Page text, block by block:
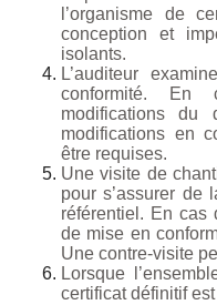
l’organisme de
conception et
isolants.
L’auditeur
conformité. En
modifications du
modifications en
être requises.
Une visite de
pour s’assurer de
référentiel. En cas
de mise en
Une contre-visite
Lorsque
certificat définitif